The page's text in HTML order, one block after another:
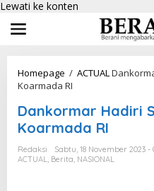
Lewati ke konten
Homepage / ACTUAL
Koarmada RI
Dankormar Hadiri
Koarmada RI
Redaksi
Sabtu, 18 November 2023 -
ACTUAL, Berita, NASIONAL